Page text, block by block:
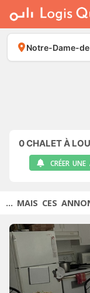
À LOUER
À VENDRE
PLACER UNE
Notre-Dame-
0CHALET À
CRÉER UNE
... MAIS CES